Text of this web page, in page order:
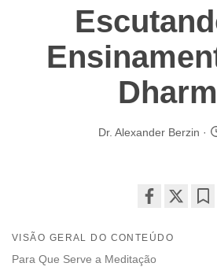
Dr. Alexander Berzin
on
facebook
VISÃO GERAL DO CONTEÚDO
Para Que Serve a Meditação